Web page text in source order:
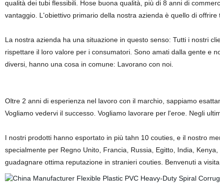
qualità dei tubi flessibili. Hose buona qualità, più di 8 anni di
vantaggio. L'obiettivo primario della nostra azienda è quello di
La nostra azienda ha una situazione in questo senso: Tutti i nostri
rispettare il loro valore per i consumatori. Sono amati dalla gente e
diversi, hanno una cosa in comune: Lavorano con noi.
Oltre 2 anni di esperienza nel lavoro con il marchio, sappiamo
Vogliamo vedervi il successo. Vogliamo lavorare per l'eroe. Negli
I nostri prodotti hanno esportato in più tahn 10 couties, e il nostro
specialmente per Regno Unito, Francia, Russia, Egitto, India,
guadagnare ottima reputazione in stranieri couties. Benvenuti a